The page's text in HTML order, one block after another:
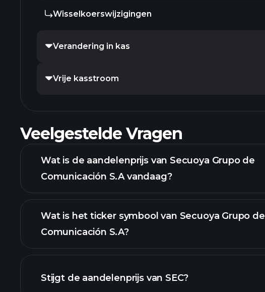
Wisselkoerswijzigingen
Verandering in kas
Vrije kasstroom
Veelgestelde Vragen
Wat is de aandelenprijs van Secuoya Grupo de
Comunicación S.A vandaag?
Wat is het ticker symbool van Secuoya Grupo de
Comunicación S.A?
Stijgt de aandelenprijs van SEC?